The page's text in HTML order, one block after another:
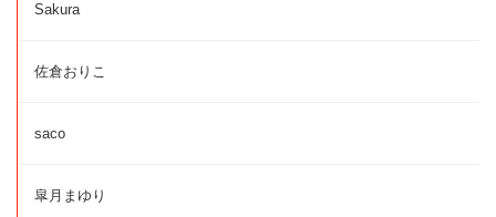
Sakura
佐倉おりこ
saco
皐月まゆり